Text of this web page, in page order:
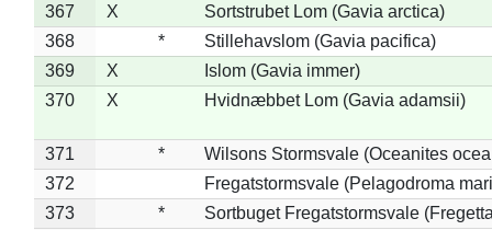
367
X
Sortstrubet Lom (Gavia arctica)
368
*
Stillehavslom (Gavia pacifica)
369
X
Islom (Gavia immer)
370
X Hvidnæbbet Lom (Gavia adamsii)
371 *
Wilsons Stormsvale (Oceanites
372
Fregatstormsvale (Pelagodroma
373
*
Sortbuget Fregatstormsvale